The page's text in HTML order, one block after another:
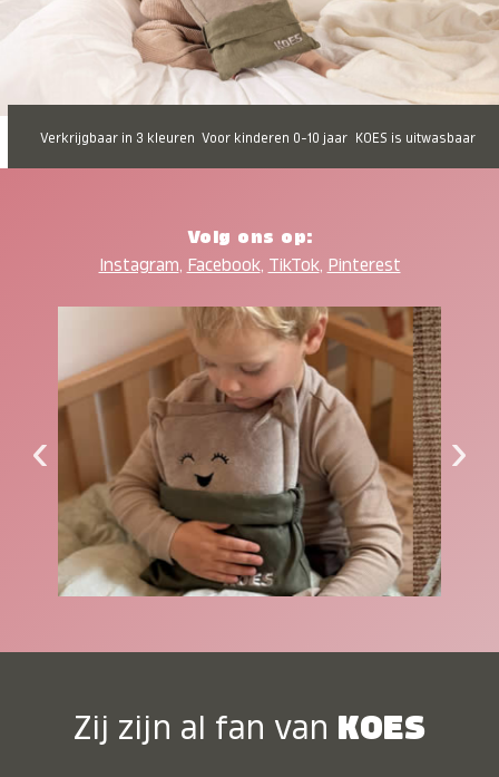
Verkrijgbaar in 3 kleuren Voor kinderen 0-10 jaar KOES is uitwasbaar
Volg ons op:
Instagram, Facebook, TikTok, Pinterest
‹ ›
Zij zijn al fan van KOES